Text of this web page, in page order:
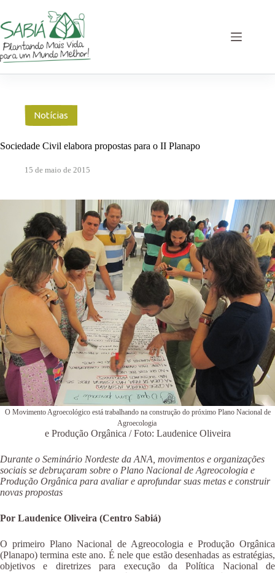
o
conteúdo
Notícias
Sociedade Civil elabora propostas para o II Planapo
15 de maio de 2015
O Movimento Agroecológico está trabalhando na construção do próximo Plano Nacional de
Agroecologia
e Produção Orgânica / Foto: Laudenice Oliveira
Durante o Seminário Nordeste da ANA, movimentos e organizações
sociais se debruçaram sobre o Plano Nacional de Agreocologia e
Produção Orgânica para avaliar e aprofundar suas metas e construir
novas propostas
Por Laudenice Oliveira (Centro Sabiá)
O primeiro Plano Nacional de Agreocologia e Produção Orgânica
(Planapo) termina este ano. É nele que estão desenhadas as estratégias,
objetivos e diretrizes para execução da Política Nacional de